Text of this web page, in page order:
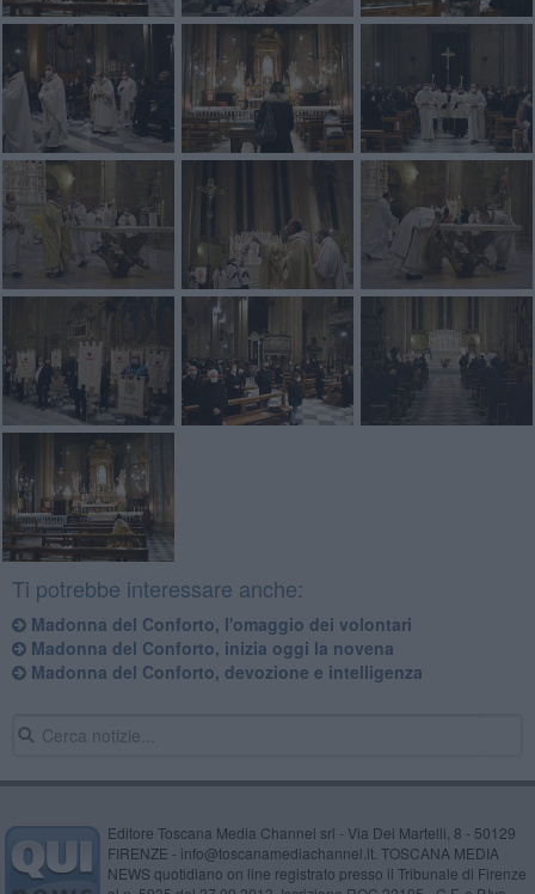
Ti potrebbe interessare anche:
Madonna del Conforto, l'omaggio dei volontari
Madonna del Conforto, inizia oggi la novena
Madonna del Conforto, devozione e intelligenza
Editore Toscana Media Channel srl - Via Dei Martelli, 8 - 50129
FIRENZE - info@toscanamediachannel.it. TOSCANA MEDIA
NEWS quotidiano on line registrato presso il Tribunale di Firenze